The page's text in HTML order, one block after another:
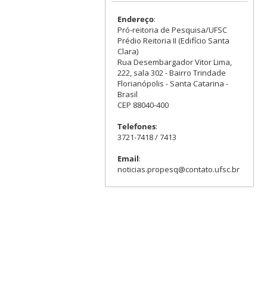
Endereço:
Pró-reitoria de Pesquisa/UFSC
Prédio Reitoria II (Edifício Santa
Clara)
Rua Desembargador Vitor Lima,
222, sala 302 - Bairro Trindade
Florianópolis - Santa Catarina -
Brasil
CEP 88040-400
Telefones:
3721-7418 / 7413
Email:
noticias.propesq@contato.ufsc.br